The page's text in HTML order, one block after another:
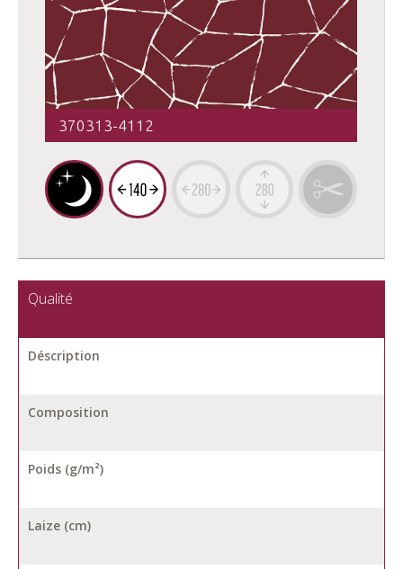
370313-4112
Qualité
Déscription
Composition
Poids (g/m²)
Laize (cm)